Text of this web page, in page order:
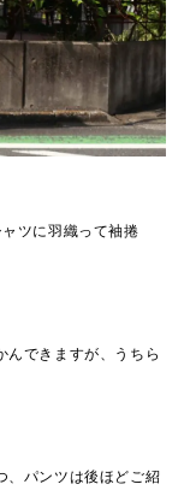
ツに羽織って袖捲
んできますが、うちら
、パンツは後ほどご紹